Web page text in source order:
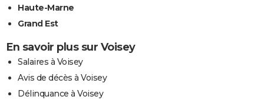
Haute-Marne
Grand Est
En savoir plus sur Voisey
Salaires à Voisey
Avis de décès à Voisey
Délinquance à Voisey